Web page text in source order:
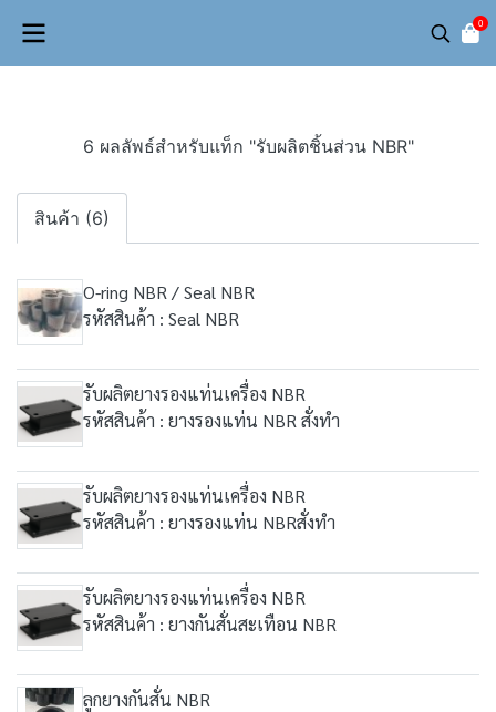
0
6 ผลลัพธ์สำหรับแท็ก "รับผลิตชิ้นส่วน NBR"
สินค้า (6)
O-ring NBR / Seal NBR
รหัสสินค้า : Seal NBR
รับผลิตยางรองแท่นเครื่อง NBR
รหัสสินค้า : ยางรองแท่น NBR สั่งทำ
รับผลิตยางรองแท่นเครื่อง NBR
รหัสสินค้า : ยางรองแท่น NBRสั่งทำ
รับผลิตยางรองแท่นเครื่อง NBR
รหัสสินค้า : ยางกันสั่นสะเทือน NBR
ลูกยางกันสั่น NBR